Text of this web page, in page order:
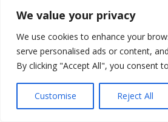
We value your privacy
We use cookies to enhance your
serve personalised ads or content,
By clicking "Accept All", you consent
Customise Reject All